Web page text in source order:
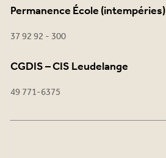
Permanence École (intempéries)
37 92 92 - 300
CGDIS – CIS Leudelange
49 771-6375